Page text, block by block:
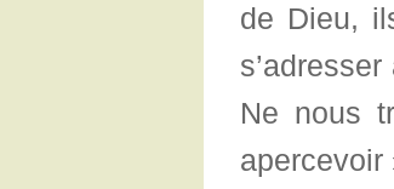
de Dieu,
Ne nous
apercevoir